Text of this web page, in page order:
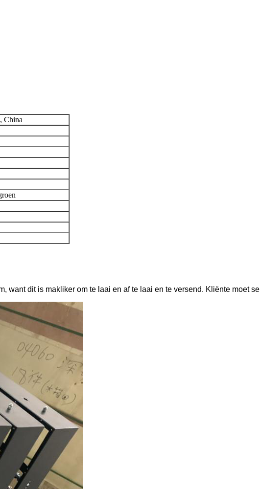
China
want dit is makliker om te laai en af ​​te laai en te versend. Kliënte moet